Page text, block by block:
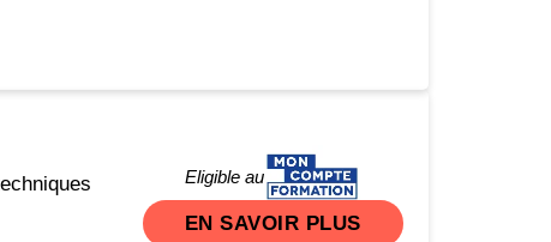
Eligible au
EN SAVOIR PLUS